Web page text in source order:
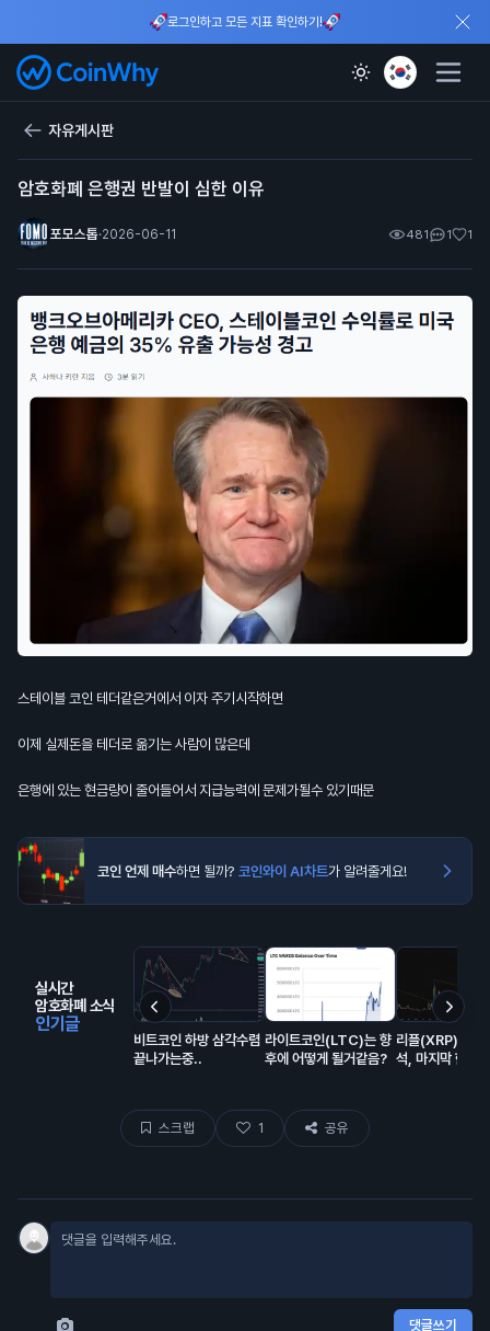
로그인하고 모든 지표 확인하기!
자유게시판
암호화폐 은행권 반발이 심한 이유
포모스톱·2026-06-11 481 1 1
스테이블 코인 테더같은거에서 이자 주기시작하면
이제 실제돈을 테더로 옮기는 사람이 많은데
은행에 있는 현금량이 줄어들어서 지급능력에 문제가될수 있기때문
코인 언제 매수하면 될까? 코인와이 AI차트가 알려줄게요!
실시간
암호화폐 소식
인기글
비트코인 하방 삼각수렴
끝나가는중..
라이트코인(LTC)는 향
후에 어떻게 될거같음?
리플(XRP) 초특
석, 마지막 한번
스크랩 1 공유
댓글쓰기